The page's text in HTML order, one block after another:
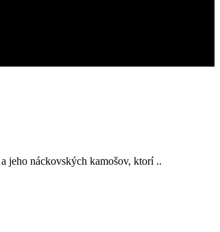
jeho náckovských kamošov, ktorí ..